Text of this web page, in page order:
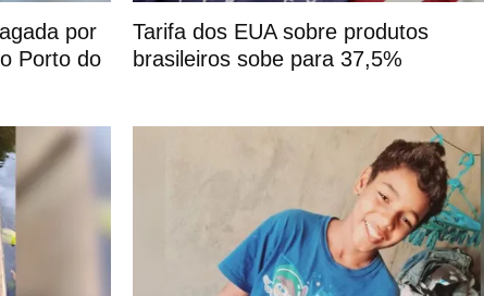
por
Porto do
Tarifa dos EUA sobre produtos
brasileiros sobe para 37,5%